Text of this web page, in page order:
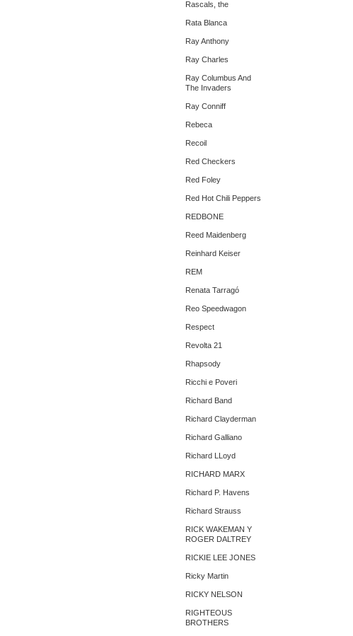
Rascals, the
Rata Blanca
Ray Anthony
Ray Charles
Ray Columbus And
The Invaders
Ray Conniff
Rebeca
Recoil
Red Checkers
Red Foley
Red Hot Chili Peppers
REDBONE
Reed Maidenberg
Reinhard Keiser
REM
Renata Tarragó
Reo Speedwagon
Respect
Revolta 21
Rhapsody
Ricchi e Poveri
Richard Band
Richard Clayderman
Richard Galliano
Richard LLoyd
RICHARD MARX
Richard P. Havens
Richard Strauss
RICK WAKEMAN Y
ROGER DALTREY
RICKIE LEE JONES
Ricky Martin
RICKY NELSON
RIGHTEOUS
BROTHERS